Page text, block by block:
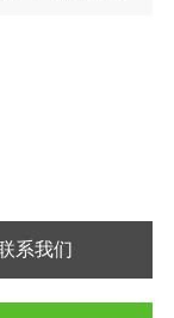
测。主要应用于
系我们